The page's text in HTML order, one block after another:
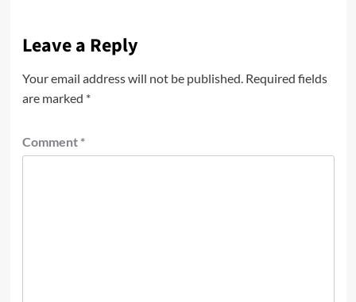
Leave a Reply
Your email address will not be published. Required fields
are marked *
Comment *